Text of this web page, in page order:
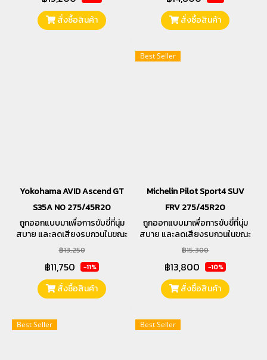
สั่งซื้อสินค้า สั่งซื้อสินค้า
Yokohama AVID Ascend GT
S35A N0 275/45R20
ถูกออกแบบมาเพื่อการขับขี่ที่นุ่ม
สบาย และลดเสียงรบกวนในขณะ
ขับขี่ ตลอดจนให้ความสำคัญใน
การรีดน้ำและระยะเบรค
฿13,250
฿11,750 -11%
สั่งซื้อสินค้า
Best Seller
Michelin Pilot Sport4 SUV
FRV 275/45R20
ถูกออกแบบมาเพื่อการขับขี่ที่นุ่ม
สบาย และลดเสียงรบกวนในขณะ
ขับขี่ ตลอดจนให้ความสำคัญใน
การรีดน้ำและระยะเบรค
฿15,300
฿13,800 -10%
สั่งซื้อสินค้า
Best Seller Best Seller